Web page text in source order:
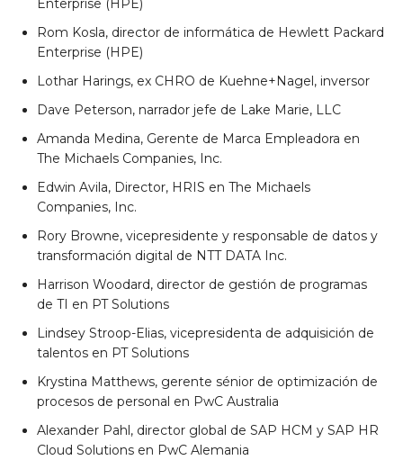
Rom Kosla, director de informática de Hewlett Packard
Enterprise (HPE)
Lothar Harings, ex CHRO de Kuehne+Nagel, inversor
Dave Peterson, narrador jefe de Lake Marie, LLC
Amanda Medina, Gerente de Marca Empleadora en
The Michaels Companies, Inc.
Edwin Avila, Director, HRIS en The Michaels
Companies, Inc.
Rory Browne, vicepresidente y responsable de datos y
transformación digital de NTT DATA Inc.
Harrison Woodard, director de gestión de programas
de TI en PT Solutions
Lindsey Stroop-Elias, vicepresidenta de adquisición de
talentos en PT Solutions
Krystina Matthews, gerente sénior de optimización de
procesos de personal en PwC Australia
Alexander Pahl, director global de SAP HCM y SAP HR
Cloud Solutions en PwC Alemania